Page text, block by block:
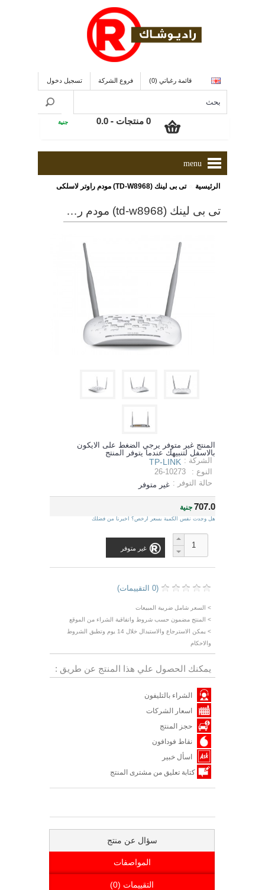
قائمة رغباتي (0) فروع الشركة تسجيل دخول
0 منتجات - 0.0 جنية
menu
الرئيسية »تى بى لينك (TD-W8968) مودم راوتر لاسلكى
تى بى لينك (td-w8968) مودم راوتر لاسلكى
المنتج غير متوفر يرجي الضغط على الايكون
بالاسفل لتنبيهك عندما يتوفر المنتج
الشركة : TP-LINK
النوع :
26-10273
حالة التوفر : غير متوفر
707.0جنية
هل وجدت نفس الكمية بسعر ارخص؟ اخبرنا من فضلك
غير متوفر
(0 التقييمات)
> السعر شامل ضريبة المبيعات
> المنتج مضمون حسب شروط واتفاقية الشراء من الموقع
> يمكن الاسترجاع والاستبدال خلال 14 يوم وتطبق الشروط
والاحكام
يمكنك الحصول علي هذا المنتج عن طريق :
الشراء بالتليفون
اسعار الشركات
حجز المنتج
نقاط فودافون
اسأل خبير
كتابة تعليق من مشترى المنتج
سؤال عن منتج
المواصفات
التقييمات (0)